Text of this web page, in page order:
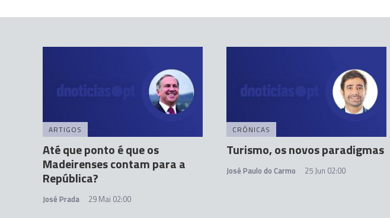
ARTIGOS
Até que ponto é que os
Madeirenses contam para a
República?
José Prada 29 Mai 02:00
CRÓNICAS
Turismo, os novos paradigmas
José Paulo do Carmo 25 Jun 02:00